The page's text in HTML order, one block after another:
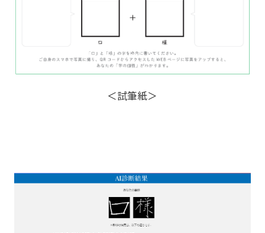
＜試筆紙＞